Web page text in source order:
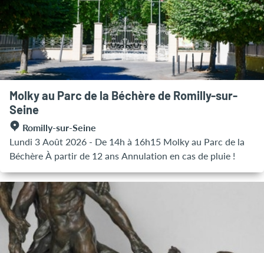
sa résistance au gel, idéale pour vivre dehors toute l'année.
Je mêle tournage et modelage dans la plupart de mes
pièces: animaux stylisés, maisons sculptées, formes
organiques, mais aussi objets d'intérieur comme des
photophores, brûle parfums ou encore de la vaisselle.
Chaque création est façonnée à la main, avec une attention
particulière portée aux textures, aux volumes et au geste,
pour laisser libre court à mon imagination. À travers cette
exposition au Bateau Lavoir, j'ai envie de partager ma
passion pour l'argile, une matière vivante et sincère qui
m'accompagne dans mon quotidien." Entrée gratuite aux
horaires d'ouverture de l'office de tourisme - du mardi au
dimanche de 9h à 12h30 et de 14h à 17h30 ATELIER
DÉCOUVERTE: PREMIERS GESTES AVEC L'ARGILE > 18
JUILLET "Pendant la durée de l'exposition, j'aurai le plaisir
de proposer un atelier découverte ouvert à tous. C'est un
moment simple et accessible pour toucher la terre,
expérimenter les gestes essentiels et créer une petite forme
Molky au Parc de la Béchère de Romilly-sur-
Seine
Romilly-sur-Seine
Lundi 3 Août 2026 - De 14h à 16h15 Molky au Parc de la
Béchère À partir de 12 ans Annulation en cas de pluie !